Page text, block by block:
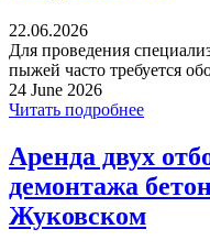
22.06.2026
Для проведения
пыжей часто требуется
24 June 2026
Читать подробнее
Аренда двух
демонтажа
Жуковском